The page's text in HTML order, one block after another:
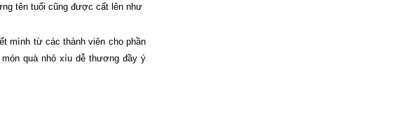
tên tuổi cũng được cất lên như
mình từ các thành viên cho phần
quà nhỏ xíu dễ thương đầy ý